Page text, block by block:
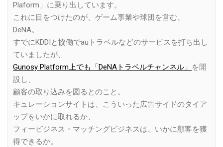
Plaform」に乗り出しています。
これに目をつけたのが、ゲーム事業や球団を営む、
DeNA。
すでにKDDIと協働でauトラベルなどのサービスを打ち出し
ていましたが、
Gunosy Platform上でも「DeNAトラベルチャンネル」
を開
設し、
顧客の取り込みを図るとのこと。
キュレーションサイトは、こういった広告サイドのタイア
ップをいかに取れるか、
フィービジネス・マッチングビジネスは、いかに顧客を獲
得できるか。